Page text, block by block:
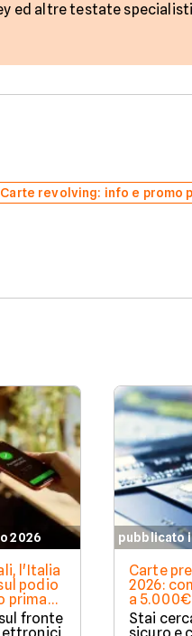
ed altre testate
Carte revolving: info e promo
2026
l'Italia
podio
prima
fronte
pubblicato
Carte
2026:
a
Stai